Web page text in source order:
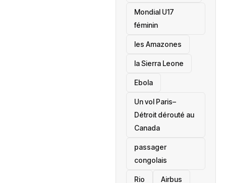
Mondial U17
féminin
les Amazones
la Sierra Leone
‎Ebola
Un vol Paris–
Détroit dérouté au
Canada
passager
congolais
Rio Airbus